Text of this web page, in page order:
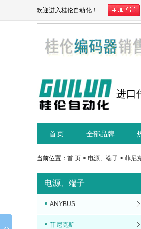
欢迎进入桂伦自动化！
进口
首页 全部品牌
当前位置： 首 页 > 电源、端子 > 菲尼
电源、端子
ANYBUS
菲尼克斯